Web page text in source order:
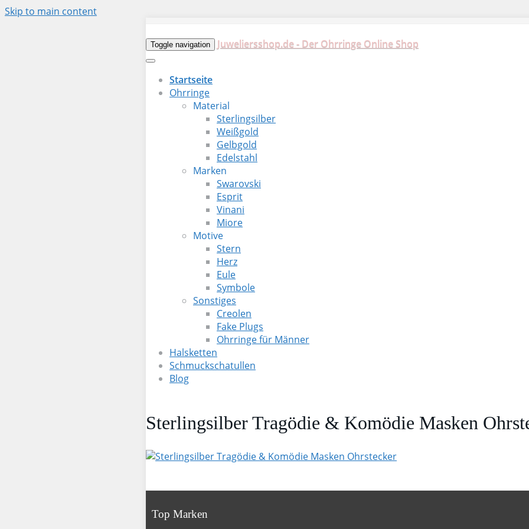
Skip to main content
Toggle navigation Juweliersshop.de - Der Ohrringe Online Shop
Startseite
Ohrringe
Material
Sterlingsilber
Weißgold
Gelbgold
Edelstahl
Marken
Swarovski
Esprit
Vinani
Miore
Motive
Stern
Herz
Eule
Symbole
Sonstiges
Creolen
Fake Plugs
Ohrringe für Männer
Halsketten
Schmuckschatullen
Blog
Sterlingsilber Tragödie & Komödie Masken
Top Marken